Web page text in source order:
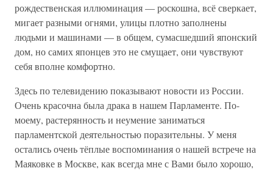
рождественская иллюминация — роскошна, всё сверкает,
мигает разными огнями, улицы плотно заполнены
людьми и машинами — в общем, сумасшедший японский
дом, но самих японцев это не смущает, они чувствуют
себя вполне комфортно.
Здесь по телевидению показывают новости из России.
Очень красочна была драка в нашем Парламенте. По-
моему, растерянность и неумение заниматься
парламентской деятельностью поразительны. У меня
остались очень тёплые воспоминания о нашей встрече на
Маяковке в Москве, как всегда мне с Вами было хорошо,